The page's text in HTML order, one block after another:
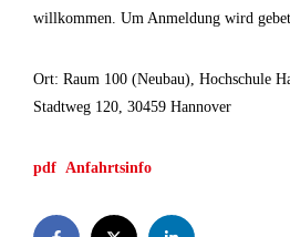
willkommen. Um Anmeldung wird
Ort: Raum 100 (Neubau), Hochschule
Stadtweg 120, 30459 Hannover
pdf Anfahrtsinfo